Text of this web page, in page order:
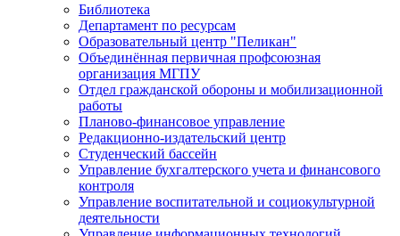
Библиотека
Департамент по ресурсам
Образовательный центр "Пеликан"
Объединённая первичная профсоюзная
организация МГПУ
Отдел гражданской обороны и мобилизационной
работы
Планово-финансовое управление
Редакционно-издательский центр
Студенческий бассейн
Управление бухгалтерского учета и финансового
контроля
Управление воспитательной и социокультурной
деятельности